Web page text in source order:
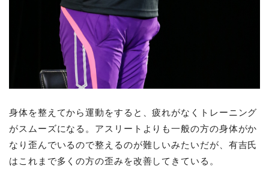
身体を整えてから運動をすると、疲れがなくトレーニング
がスムーズになる。アスリートよりも一般の方の身体がか
なり歪んでいるので整えるのが難しいみたいだが、有吉氏
はこれまで多くの方の歪みを改善してきている。